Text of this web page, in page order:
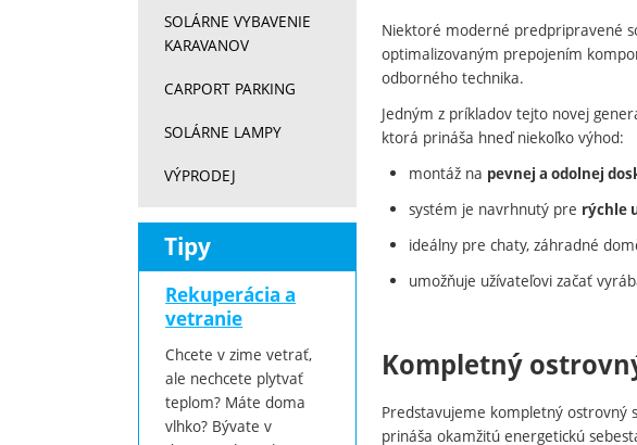
Niektoré moderné predpripravené
optimalizovaným prepojením
odborného technika.
Jedným z príkladov tejto novej
ktorá prináša hneď niekoľko výhod:
montáž na pevnej a odolnej
systém je navrhnutý pre rýchle
ideálny pre chaty, záhradné
umožňuje užívateľovi začať
Kompletný
Predstavujeme kompletný ostrovný
prináša okamžitú energetickú
SOLÁRNE VYBAVENIE
KARAVANOV
CARPORT PARKING
SOLÁRNE LAMPY
VÝPRODEJ
Tipy
Rekuperácia a
vetranie
Chcete v zime vetrať,
ale nechcete plytvať
teplom? Máte doma
vlhko? Bývate v